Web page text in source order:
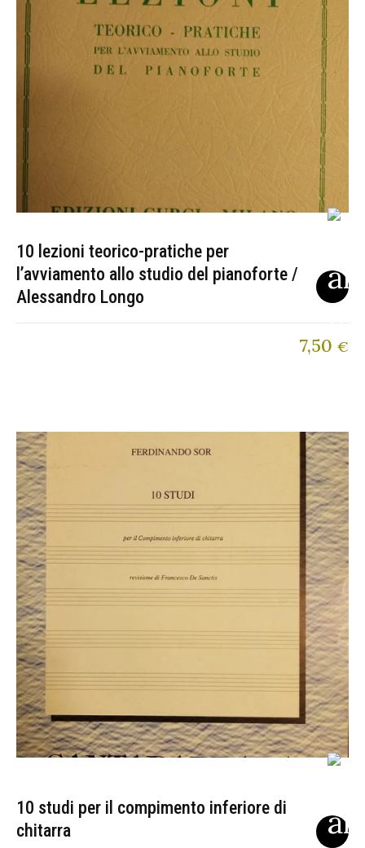
10 lezioni teorico-pratiche per
l’avviamento allo studio del pianoforte /
Alessandro Longo
7,50 €
10 studi per il compimento inferiore di
chitarra